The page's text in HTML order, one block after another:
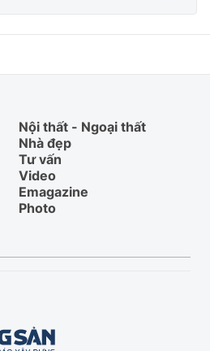
Nội thất - Ngoại thất
Nhà đẹp
Tư vấn
Video
Emagazine
Photo